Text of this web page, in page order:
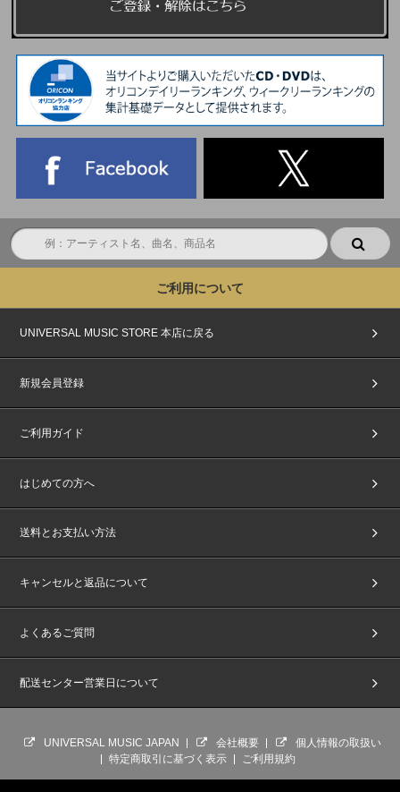
ご利用について
UNIVERSAL MUSIC STORE 本店に戻る
新規会員登録
ご利用ガイド
はじめての方へ
送料とお支払い方法
キャンセルと返品について
よくあるご質問
配送センター営業日について
UNIVERSAL MUSIC JAPAN 会社概要
個人情報の取扱い
特定商取引に基づく表示
ご利用規約